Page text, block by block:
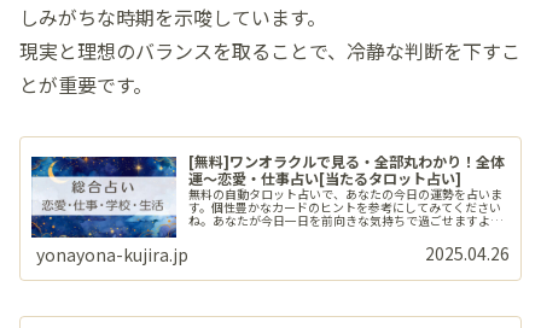
しみがちな時期を示唆しています。
現実と理想のバランスを取ることで、冷静な判断を下すこ
とが重要です。
[無料]ワンオラクルで見る・全部丸わかり！全体
運〜恋愛・仕事占い[当たるタロット占い]
無料の自動タロット占いで、あなたの今日の運勢を占いま
す。個性豊かなカードのヒントを参考にしてみてください
ね。あなたが今日一日を前向きな気持ちで過ごせますよう
に。
yonayona-kujira.jp 2025.04.26